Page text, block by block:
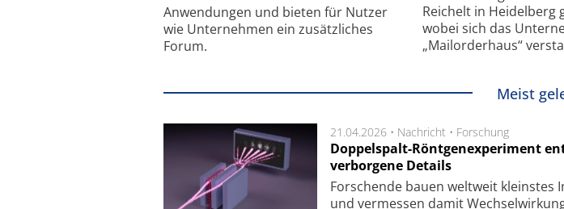
Anwendungen und bieten für Nutzer
wie Unternehmen ein zusätzliches
Forum.
Reichelt in Heidelberg
wobei sich das
„Mailorderhaus“
Meist
21.04.2026 • Nachricht • Forschung
Doppelspalt-Röntgenexperiment
verborgene Details
For­schen­de bau­en welt­weit kleins­tes
und ver­mes­sen da­mit